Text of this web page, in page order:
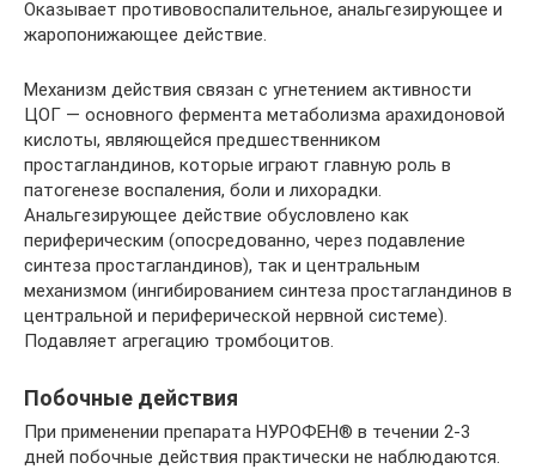
Оказывает противовоспалительное, анальгезирующее и
жаропонижающее действие.
Механизм действия связан с угнетением активности
ЦОГ — основного фермента метаболизма арахидоновой
кислоты, являющейся предшественником
простагландинов, которые играют главную роль в
патогенезе воспаления, боли и лихорадки.
Анальгезирующее действие обусловлено как
периферическим (опосредованно, через подавление
синтеза простагландинов), так и центральным
механизмом (ингибированием синтеза простагландинов в
центральной и периферической нервной системе).
Подавляет агрегацию тромбоцитов.
Побочные действия
При применении препарата НУРОФЕН® в течении 2-3
дней побочные действия практически не наблюдаются.